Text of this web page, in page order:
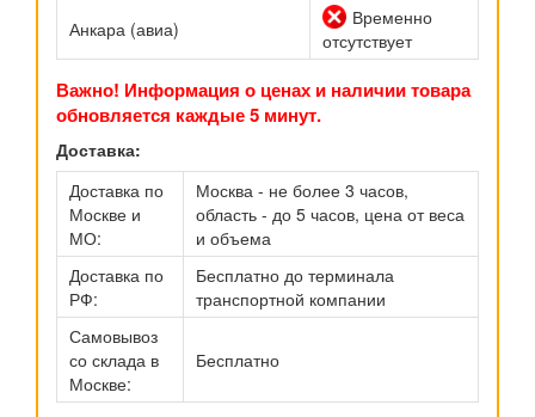
Анкара (авиа)
Временно
отсутствует
Важно! Информация о ценах и наличии товара
обновляется каждые 5 минут.
Доставка:
Доставка по
Москве и
МО:
Москва - не более 3 часов,
область - до 5 часов, цена от веса
и объема
Доставка по
РФ:
Бесплатно до терминала
транспортной компании
Самовывоз
со склада в
Москве:
Бесплатно